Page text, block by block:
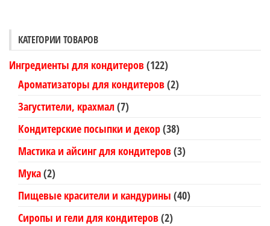
КАТЕГОРИИ ТОВАРОВ
Ингредиенты для кондитеров(122)
Ароматизаторы для кондитеров(2)
Загустители, крахмал(7)
Кондитерские посыпки и декор(38)
Мастика и айсинг для кондитеров(3)
Мука(2)
Пищевые красители и кандурины (40)
Сиропы и гели для кондитеров(2)